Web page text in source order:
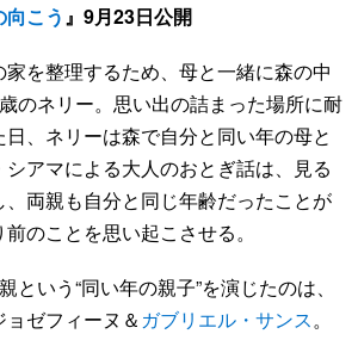
こう』9月23日公開
を整理するため、母と一緒に森の中
のネリー。思い出の詰まった場所に耐
、ネリーは森で自分と同い年の母と
アマによる大人のおとぎ話は、見る
両親も自分と同じ年齢だったことが
のことを思い起こさせる。
いう“同い年の親子”を演じたのは、
ゼフィーヌ＆ ガブリエル・サンス。